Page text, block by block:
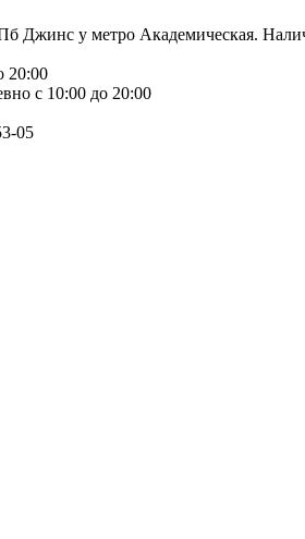
Джинс у метро Академическая.
с 10:00 до 20:00
05